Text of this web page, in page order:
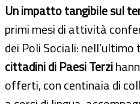
Un impatto tangibile sul
primi mesi di attività
dei Poli Sociali:
cittadini di Paesi Terzi
offerti, con centinaia di